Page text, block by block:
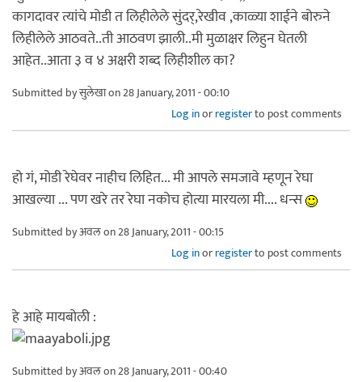
कागदावर त्यांचे मोडी त लिहीलेले सुंदर्,रेखीव ,काळ्या शाईने बोरुने
लिहीलेले आठवते..ती आठवण झाली..मी मुळाक्षर लिहुन घेतली
आहेत..आता ३ व ४ अक्षरी शब्द लिहीशील का?
Submitted byसुलेखाon 28 January, 2011 - 00:10
Log inorregisterto post comments
हो गं, मोडी रेघेवर नाहीच लिहित... मी आपले समजावे म्हणून रेघा
आखल्या ... पण खरे तर रेघा नकोच होत्या मारयला मी.... धन्स
Submitted byअवलon 28 January, 2011 - 00:15
Log inorregisterto post comments
हे आहे मायबोली :
Submitted byअवलon 28 January, 2011 - 00:40